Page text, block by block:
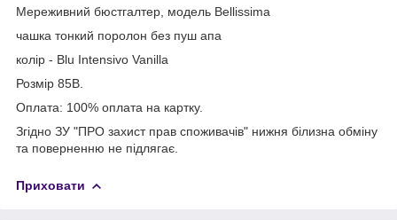
Мереживний бюстгалтер, модель Bellissima
чашка тонкий поролон без пуш апа
колір - Blu Intensivo Vanilla
Розмір 85В.
Оплата: 100% оплата на картку.
Згідно ЗУ "ПРО захист прав споживачів" нижня білизна обміну
та поверненню не підлягає.
Приховати